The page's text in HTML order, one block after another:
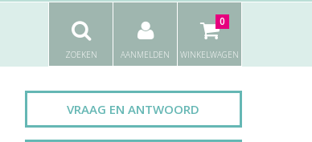
ZOEKEN AANMELDEN WINKELWAGEN
0
VRAAG EN ANTWOORD